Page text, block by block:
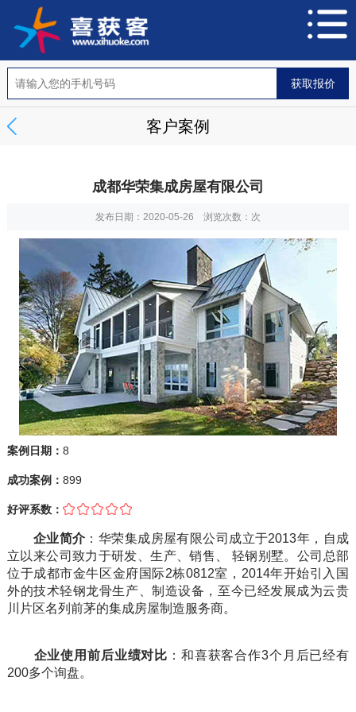
客户案例
成都华荣集成房屋有限公司
发布日期：2020-05-26 浏览次数： 次
案例日期： 8
成功案例： 899
好评系数：
企业简介：华荣集成房屋有限公司成立于2013年，自成
立以来公司致力于研发、生产、销售、 轻钢别墅。公司总部
位于成都市金牛区金府国际2栋0812室，2014年开始引入国
外的技术轻钢龙骨生产、制造设备，至今已经发展成为云贵
川片区名列前茅的集成房屋制造服务商。
企业使用前后业绩对比 ：和喜获客合作3个月后已经有
200多个询盘。